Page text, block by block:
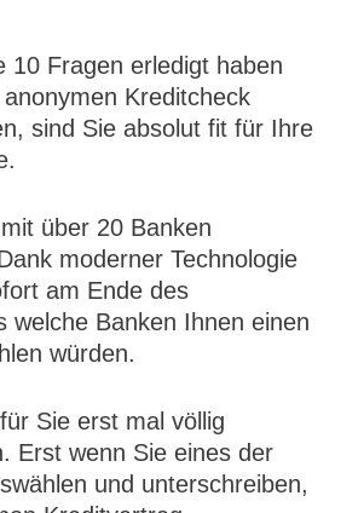
10 Fragen erledigt haben
Kreditcheck
sind Sie absolut fit für Ihre
über 20 Banken
moderner Technologie
am Ende des
welche Banken Ihnen einen
würden.
Sie erst mal völlig
Erst wenn Sie eines der
und unterschreiben,